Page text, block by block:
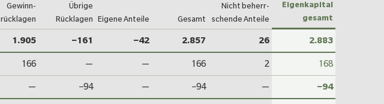
Gewinn­
rücklagen
Übrige
Rücklagen Eigene Anteile Gesamt
Nicht beherr­
schende Anteile
Eigen­kapital
gesamt
1.905 −161 −42 2.857 26 2.883
166 — — 166 2 168
— −94 — −94 — −94